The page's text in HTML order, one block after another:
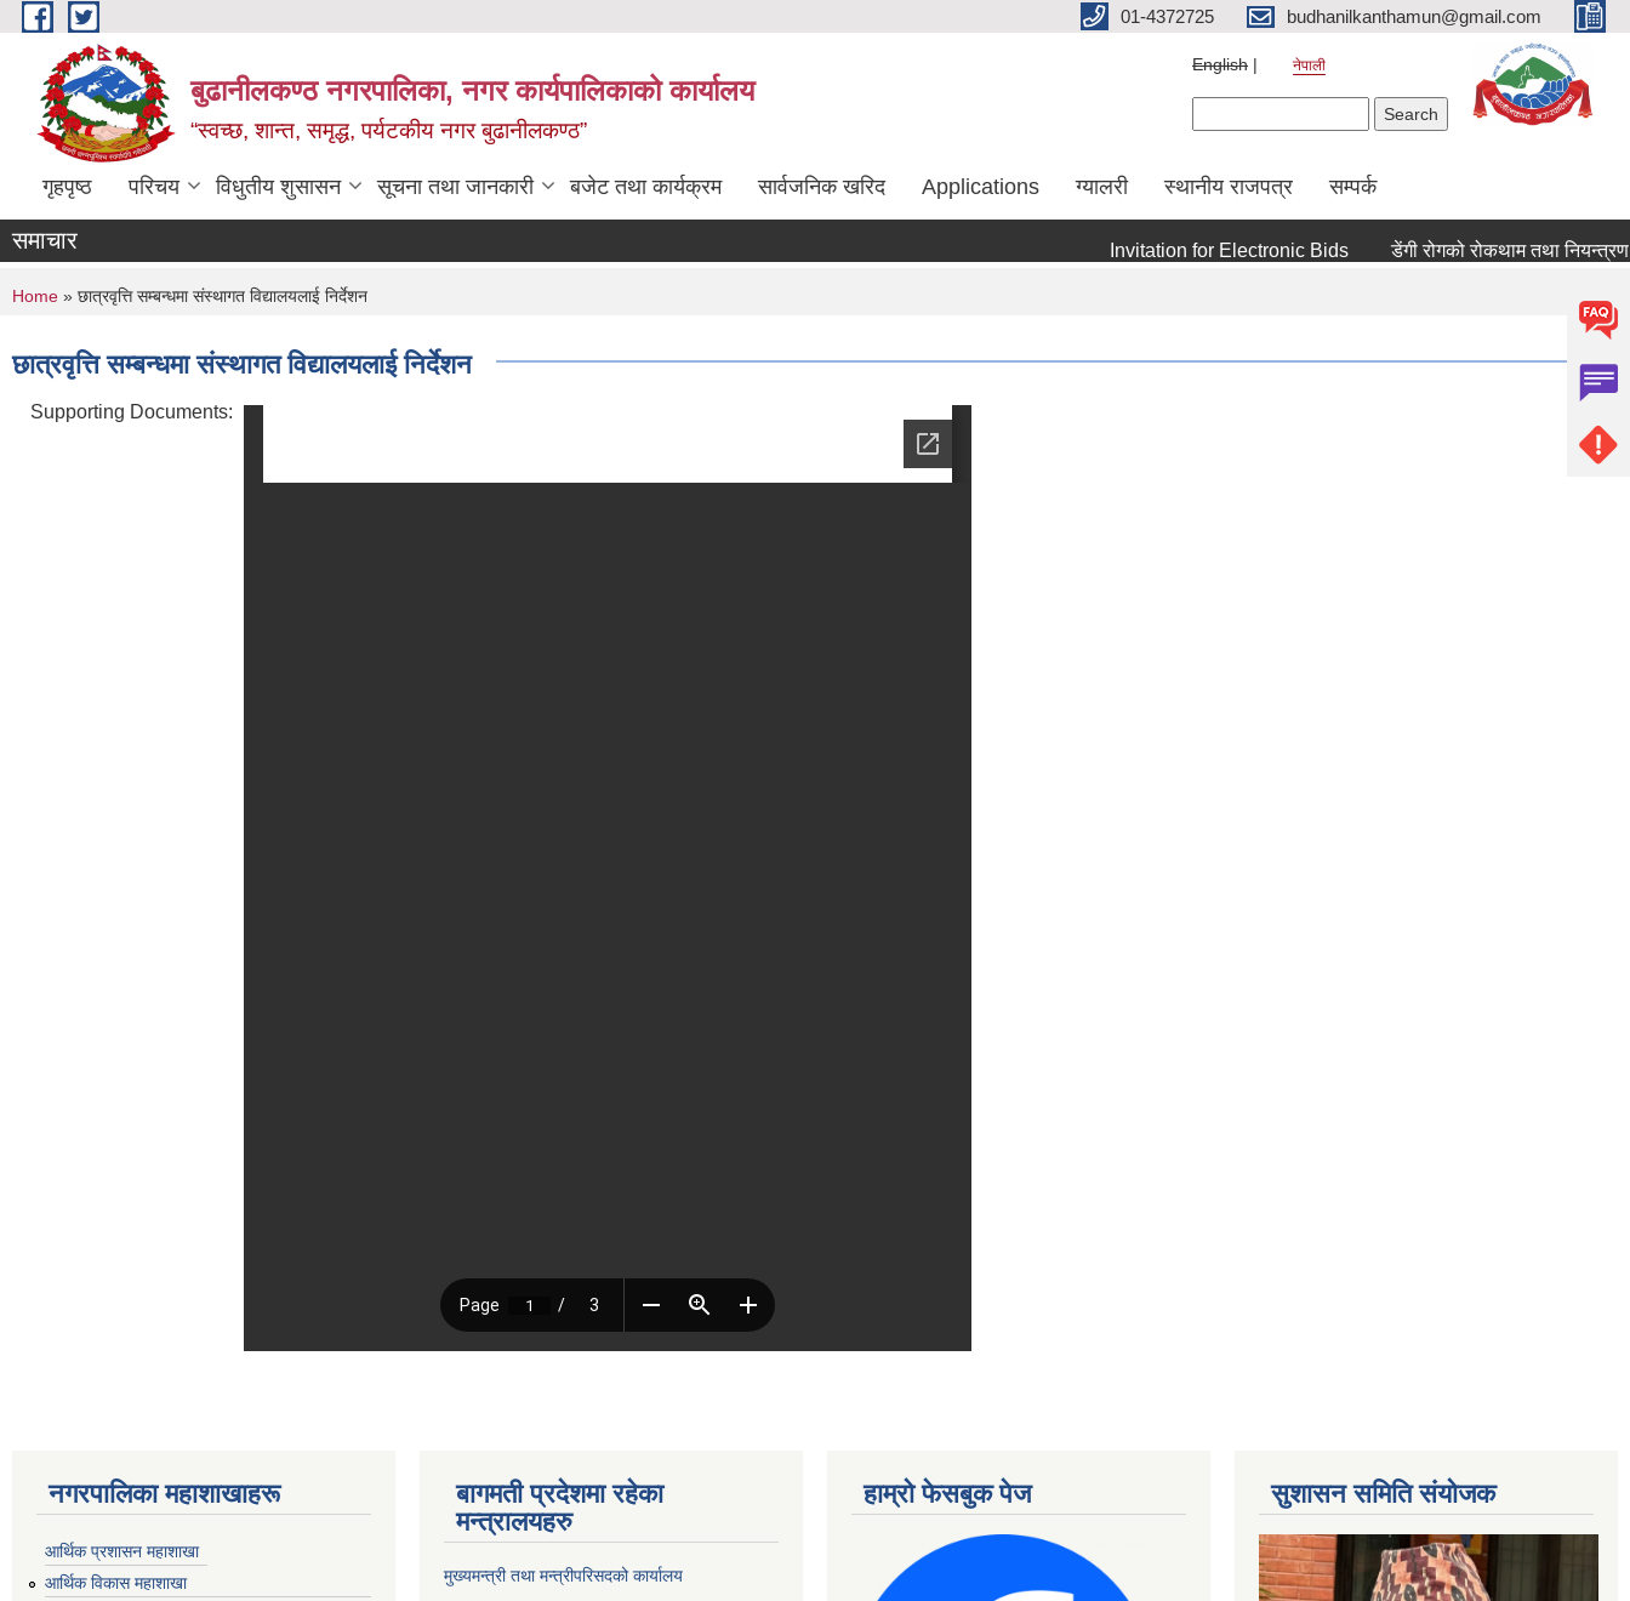
Skip to main content 01-4372725 budhanilkanthamun@gmail.com
बुढानीलकण्ठ नगरपालिका, नगर कार्यपालिकाको कार्यालय
“स्वच्छ, शान्त, समृद्ध, पर्यटकीय नगर बुढानीलकण्ठ”
English नेपाली
गृहपृष्ठ परिचय विधुतीय शुसासन सूचना तथा जानकारी बजेट तथा कार्यक्रम सार्वजनिक खरिद Applications ग्यालरी स्थानीय राजपत्र सम्पर्क
समाचार Invitation for Electronic Bids डेंगी रोगको रोकथाम तथा नियन्त्रण
You are here
Home » छात्रवृत्ति सम्बन्धमा संस्थागत विद्यालयलाई निर्देशन
छात्रवृत्ति सम्बन्धमा संस्थागत विद्यालयलाई निर्देशन
Supporting Documents:
नगरपालिका महाशाखाहरू
आर्थिक प्रशासन महाशाखा
आर्थिक विकास महाशाखा
बागमती प्रदेशमा रहेका
मन्त्रालयहरु
मुख्यमन्त्री तथा मन्त्रीपरिसदको कार्यालय
हाम्रो फेसबुक पेज सुशासन समिति संयोजक